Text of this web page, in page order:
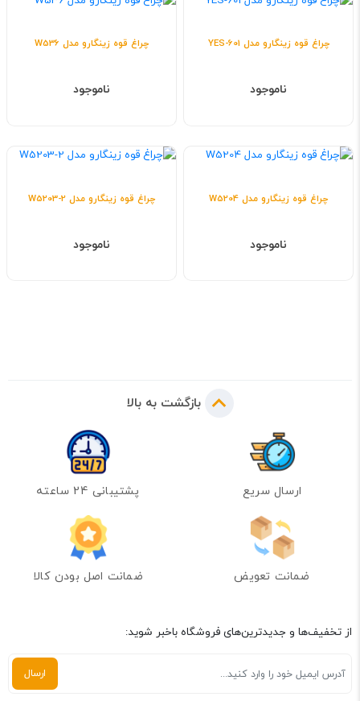
چراغ قوه زینگارو مدل YES-601
ناموجود
چراغ قوه زینگارو مدل W536
ناموجود
چراغ قوه زینگارو مدل W5204
ناموجود
چراغ قوه زینگارو مدل W5203-2
ناموجود
بازگشت به بالا
ارسال سریع پشتیبانی 24 ساعته
ضمانت تعویض ضمانت اصل بودن کالا
از تخفیف‌ها و جدیدترین‌های فروشگاه باخبر شوید: